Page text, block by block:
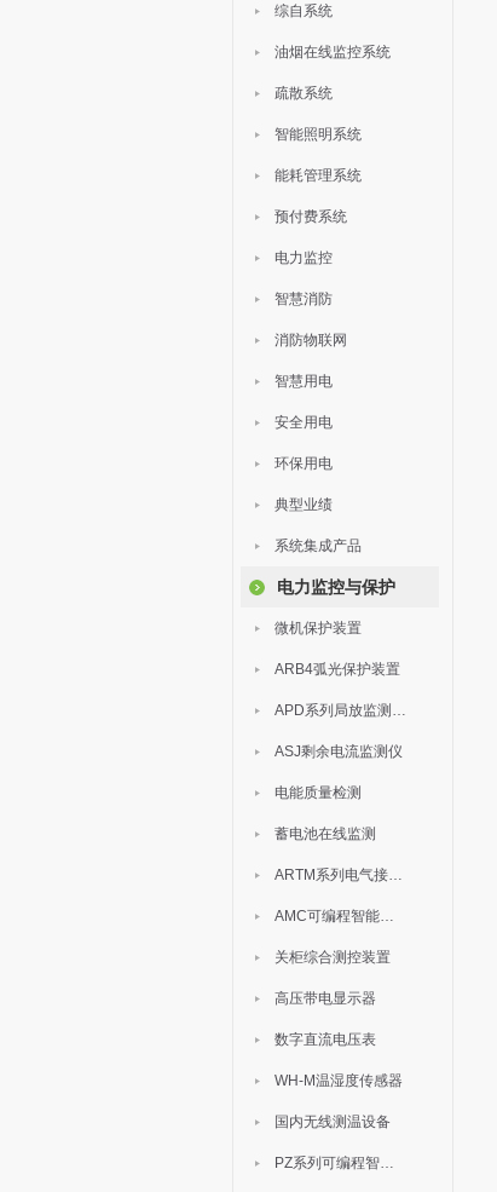
综自系统
油烟在线监控系统
疏散系统
智能照明系统
能耗管理系统
预付费系统
电力监控
智慧消防
消防物联网
智慧用电
安全用电
环保用电
典型业绩
系统集成产品
电力监控与保护
微机保护装置
ARB4弧光保护装置
APD系列局放监测装置
ASJ剩余电流监测仪
电能质量检测
蓄电池在线监测
ARTM系列电气接点测温装置
AMC可编程智能电测表
关柜综合测控装置
高压带电显示器
数字直流电压表
WH-M温湿度传感器
国内无线测温设备
PZ系列可编程智能表